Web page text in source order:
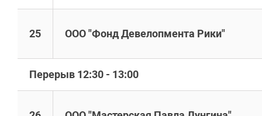
25 ООО "Фонд Девелопмента Рики"
Перерыв 12:30 - 13:00